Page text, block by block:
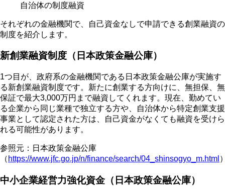
自治体の制度融資
それぞれの金融機関で、自己資金なしで申請できる創業融資の
制度を紹介します。
新創業融資制度（日本政策金融公庫）
1つ目が、政府系の金融機関である日本政策金融公庫が実施す
る新創業融資制度です。新たに創業する方向けに、無担保、無
保証で最大3,000万円まで融資してくれます。現在、勤めてい
る企業から同じ業種で独立する方や、自治体から特定創業支援
事業として認定された方は、自己資金がなくても融資を受けら
れる可能性があります。
参照元：日本政策金融公庫
（ https://www.jfc.go.jp/n/finance/search/04_shinsogyo_m.html
中小企業経営力強化資金（日本政策金融公庫）